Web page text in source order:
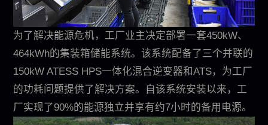
为了解决能源危机，工厂业主决定部署一套450kW、
464kWh的集装箱储能系统。该系统配备了三个并联的
150kW ATESS HPS一体化混合逆变器和ATS，为工厂
的功耗问题提供了解决方案。自该系统安装以来，工
厂实现了90%的能源独立并享有约7小时的备用电源。